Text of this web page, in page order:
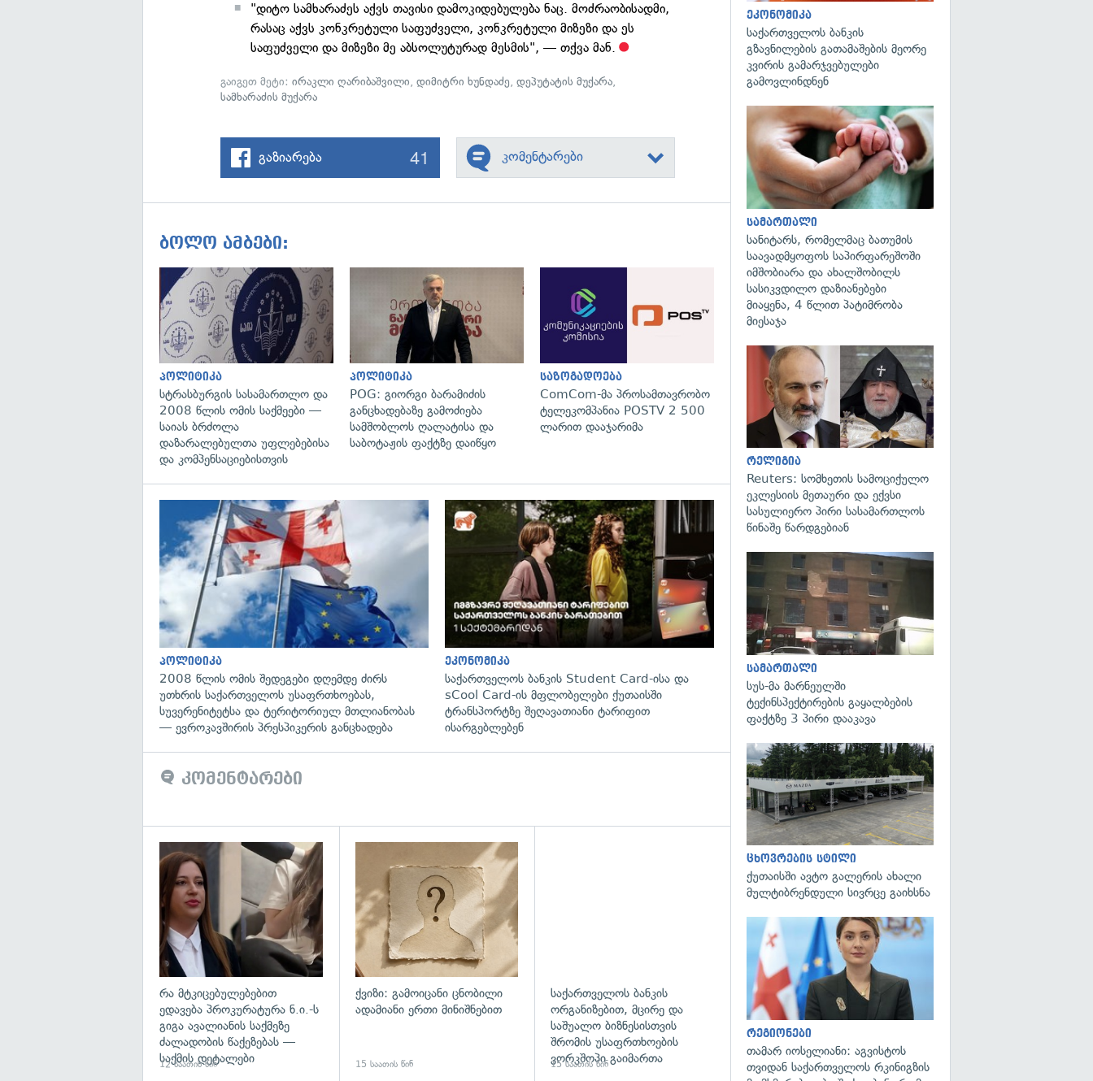
"დიტო სამხარაძეს აქვს თავისი დამოკიდებულება ნაც. მოძრაობისადმი,
რასაც აქვს კონკრეტული საფუძველი, კონკრეტული მიზეზი და ეს
საფუძველი და მიზეზი მე აბსოლუტურად მესმის", — თქვა მან.
გაიგეთ მეტი:ირაკლი ღარიბაშვილი,დიმიტრი ხუნდაძე,დეპუტატის მუქარა,
სამხარაძის მუქარა
გაზიარება 41 კომენტარები
ბოლო ამბები:
პოლიტიკა
სტრასბურგის სასამართლო და
2008 წლის ომის საქმეები —
საიას ბრძოლა
დაზარალებულთა უფლებებისა
და კომპენსაციებისთვის
პოლიტიკა
POG: გიორგი ბარამიძის
განცხადებაზე გამოძიება
სამშობლოს ღალატისა და
საბოტაჟის ფაქტზე დაიწყო
გადახედვა
საზოგადოება
ComCom-მა პროსამთავრობო
ტელეკომპანია POSTV 2 500
ლარით დააჯარიმა
გადახედვა
პოლიტიკა
2008 წლის ომის შედეგები დღემდე ძირს
უთხრის საქართველოს უსაფრთხოებას,
სუვერენიტეტსა და ტერიტორიულ მთლიანობას
— ევროკავშირის პრესპიკერის განცხადება
ეკონომიკა
საქართველოს ბანკის Student Card-ისა და
sCool Card-ის მფლობელები ქუთაისში
ტრანსპორტზე შეღავათიანი ტარიფით
ისარგებლებენ
კომენტარები
რა მტკიცებულებებით
ედავება პროკურატურა ნ.ი.-ს
გიგა ავალიანის საქმეზე
ძალადობის წაქეზებას —
საქმის დეტალები
12 საათის წინ
ქვიზი: გამოიცანი ცნობილი
ადამიანი ერთი მინიშნებით
15 საათის წინ
საქართველოს ბანკის
ორგანიზებით, მცირე და
საშუალო ბიზნესისთვის
შრომის უსაფრთხოების
ვორკშოპი გაიმართა
15 საათის წინ
ეკონომიკა
საქართველოს ბანკის
გზავნილების გათამაშების მეორე
კვირის გამარჯვებულები
გამოვლინდნენ
სამართალი
სანიტარს, რომელმაც ბათუმის
საავადმყოფოს საპირფარეშოში
იმშობიარა და ახალშობილს
სასიკვდილო დაზიანებები
მიაყენა, 4 წლით პატიმრობა
მიესაჯა
რელიგია
Reuters: სომხეთის სამოციქულო
ეკლესიის მეთაური და ექვსი
სასულიერო პირი სასამართლოს
წინაშე წარდგებიან
სამართალი
სუს-მა მარნეულში
ტექინსპექტირების გაყალბების
ფაქტზე 3 პირი დააკავა
ცხოვრების სტილი
ქუთაისში ავტო გალერის ახალი
მულტიბრენდული სივრცე გაიხსნა
რეგიონები
თამარ იოსელიანი: აგვისტოს
თვიდან საქართველოს რკინიგზის